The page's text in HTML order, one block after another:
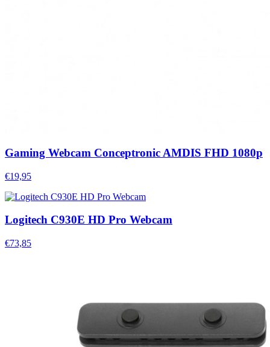
Gaming Webcam Conceptronic AMDIS FHD 1080p
€19,95
Logitech C930E HD Pro Webcam
€73,85